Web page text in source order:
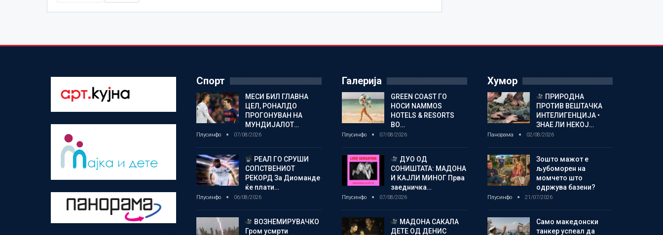
Спорт
МЕСИ БИЛ ГЛАВНА
ЦЕЛ, РОНАЛДО
ПРОГОНУВАН НА
МУНДИЈАЛОТ…
Плусинфо 07/08/2026
РЕАЛ ГО СРУШИ
СОПСТВЕНИОТ
РЕКОРД За Диоманде
ќе плати…
Плусинфо 06/08/2026
ВОЗНЕМИРУВАЧКО
Гром усмрти
Галерија
GREEN COAST ГО
НОСИ NAMMOS
HOTELS & RESORTS
ВО…
Плусинфо 07/08/2026
ДУО ОД
СОНИШТАТА: МАДОНА
И КАЈЛИ МИНОГ Прва
заедничка…
Плусинфо 07/08/2026
МАДОНА САКАЛА
ДЕТЕ ОД ДЕНИС
Хумор
ПРИРОДНА
ПРОТИВ ВЕШТАЧКА
ИНТЕЛИГЕНЦИЈА •
ЗНАЕ ЛИ НЕКОЈ…
Панорама 02/08/2026
Зошто мажот е
љубоморен на
момчето што
одржува базени?
Плусинфо 21/07/2026
Само македонски
танкер успеал да